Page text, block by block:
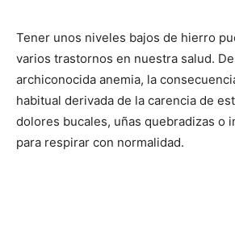
Tener unos niveles bajos de hierro
varios trastornos en nuestra salud.
archiconocida anemia, la
habitual derivada de la carencia de
dolores bucales, uñas quebradizas o
para respirar con normalidad.